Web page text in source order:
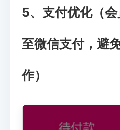
5、支付优化（
至微信支付，避
作）